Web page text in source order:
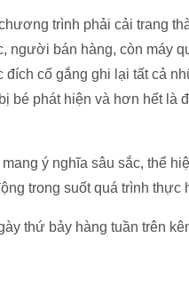
trình phải cải trang
bán hàng, còn máy
cố gắng ghi lại tất cả
bé phát hiện và hơn hết là
ý nghĩa sâu sắc, thể
trong suốt quá trình thực
thứ bảy hàng tuần trên